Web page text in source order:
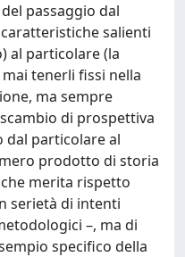
passaggio dal
salienti
al particolare (la
tenerli fissi nella
ma sempre
di prospettiva
dal particolare al
prodotto di storia
che merita rispetto
serietà di intenti
–, ma di
specifico della